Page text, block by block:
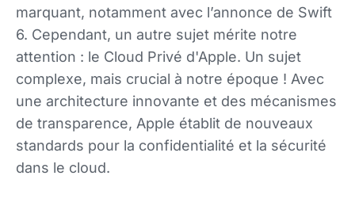
marquant, notamment avec l’annonce de Swift
6. Cependant, un autre sujet mérite notre
attention : le Cloud Privé d'Apple. Un sujet
complexe, mais crucial à notre époque ! Avec
une architecture innovante et des mécanismes
de transparence, Apple établit de nouveaux
standards pour la confidentialité et la sécurité
dans le cloud.